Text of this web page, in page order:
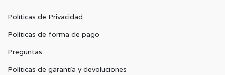
Políticas de Privacidad
Políticas de forma de pago
Preguntas
Políticas de garantía y devoluciones